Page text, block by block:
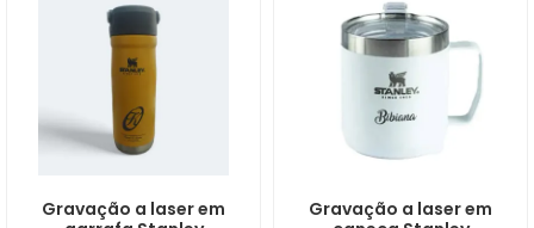
MENOR PREÇO
MAIOR PREÇO
A - Z
Gravação a laser em
Gravação a laser em